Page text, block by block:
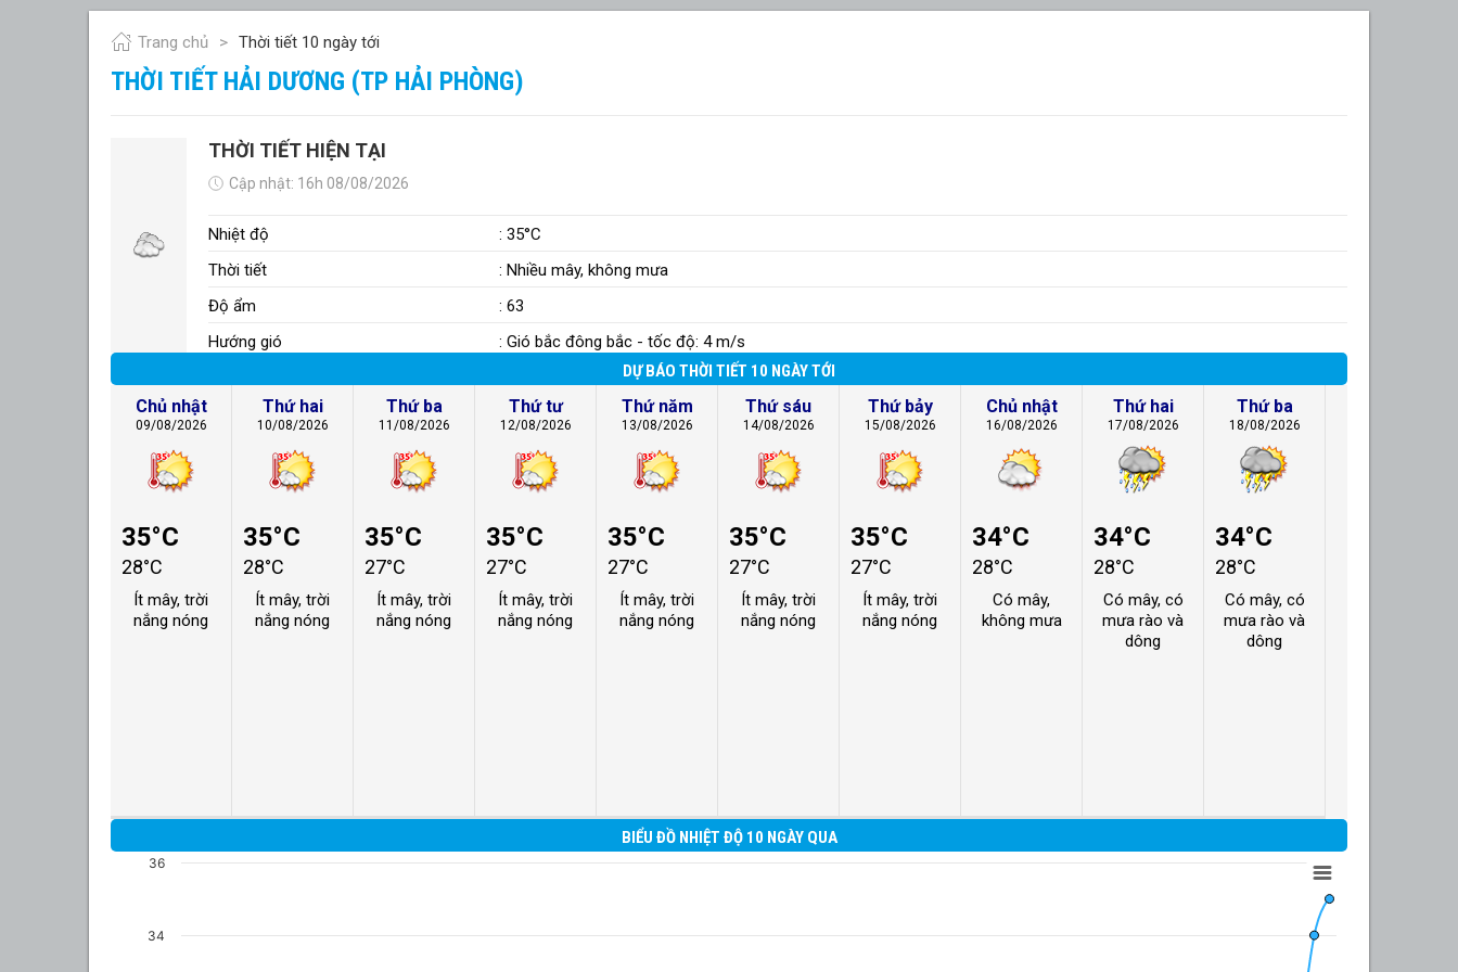
Trang chủ Thời tiết 10 ngày tới
THỜI TIẾT HẢI DƯƠNG (TP HẢI PHÒNG)
THỜI TIẾT HIỆN TẠI
Cập nhật: 16h 08/08/2026
Nhiệt độ
: 35°C
Thời tiết
: Nhiều mây, không mưa
Độ ẩm
: 63
Hướng gió
: Gió bắc đông bắc - tốc độ: 4 m/s
DỰ BÁO THỜI TIẾT 10 NGÀY TỚI
Chủ nhật
09/08/2026
35°C
28°C
Ít mây, trời
nắng nóng
Thứ hai
10/08/2026
35°C
28°C
Ít mây, trời
nắng nóng
Thứ ba
11/08/2026
35°C
27°C
Ít mây, trời
nắng nóng
Thứ tư
12/08/2026
35°C
27°C
Ít mây, trời
nắng nóng
Thứ năm
13/08/2026
35°C
27°C
Ít mây, trời
nắng nóng
Thứ sáu
14/08/2026
35°C
27°C
Ít mây, trời
nắng nóng
Thứ bảy
15/08/2026
35°C
27°C
Ít mây, trời
nắng nóng
Chủ nhật
16/08/2026
34°C
28°C
Có mây,
không mưa
Thứ hai
17/08/2026
34°C
28°C
Có mây, có
mưa rào và
dông
Thứ ba
18/08/2026
34°C
28°C
Có mây, có
mưa rào và
dông
BIỂU ĐỒ NHIỆT ĐỘ 10 NGÀY QUA
34
36